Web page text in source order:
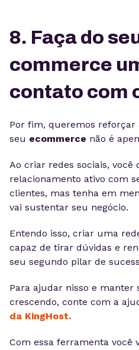
8. Faça do
commerce
contato com
Por fim, queremos
seu ecommerce não é
Ao criar redes sociais, você
relacionamento ativo com
clientes, mas tenha em
vai sustentar seu negócio.
Entendo isso, criar uma
capaz de tirar dúvidas e
seu segundo pilar de
Para ajudar nisso e manter
crescendo, conte com a
da KingHost.
Com essa ferramenta você